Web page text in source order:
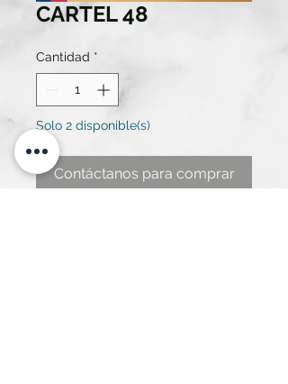
CARTEL 48
Cantidad *
Solo 2 disponible(s)
Contáctanos para comprar